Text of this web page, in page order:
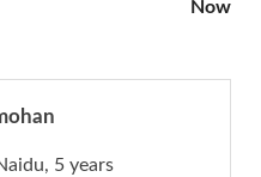
Now
5 years